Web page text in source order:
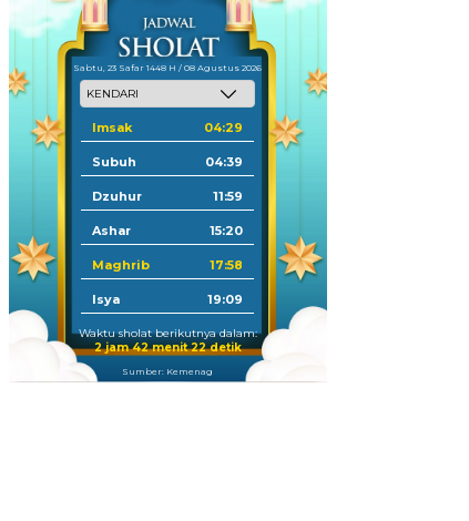
Sabtu, 23 Safar 1448 H / 08 Agustus 2026
Imsak 04:29
Subuh 04:39
Dzuhur 11:59
Ashar 15:20
Maghrib 17:58
Isya 19:09
Waktu sholat berikutnya dalam:
2 jam 42 menit 21 detik
Sumber: Kemenag